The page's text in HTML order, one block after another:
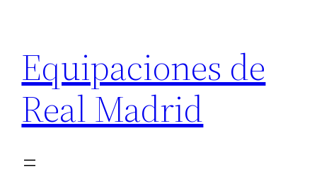
contenido
Equipaciones de
Real Madrid